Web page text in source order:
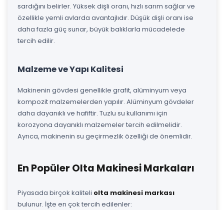
sardığını belirler. Yüksek dişli oranı, hızlı sarım sağlar ve
özellikle yemli avlarda avantajlıdır. Düşük dişli oranı ise
daha fazla güç sunar, büyük balıklarla mücadelede
tercih edilir.
Malzeme ve Yapı Kalitesi
Makinenin gövdesi genellikle grafit, alüminyum veya
kompozit malzemelerden yapılır. Alüminyum gövdeler
daha dayanıklı ve hafiftir. Tuzlu su kullanımı için
korozyona dayanıklı malzemeler tercih edilmelidir.
Ayrıca, makinenin su geçirmezlik özelliği de önemlidir.
En Popüler Olta Makinesi Markaları
Piyasada birçok kaliteli olta makinesi markası
bulunur. İşte en çok tercih edilenler: